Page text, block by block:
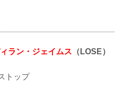
ラン・ジェイムス （LOSE）
トップ